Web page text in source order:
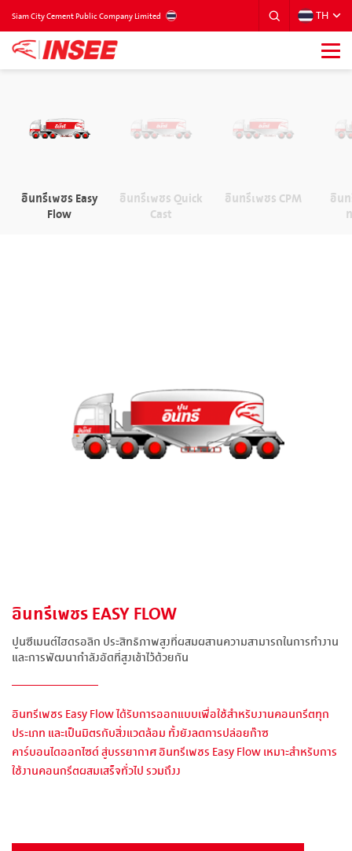
Siam City Cement Public Company Limited TH
อินทรีเพชร Easy
Flow
อินทรีเพชร Quick
Cast
อินทรีเพชร CPM
อิน
อินทรีเพชร EASY FLOW
ปูนซีเมนต์ไฮดรอลิก ประสิทธิภาพสูงที่ผสมผสานความสามารถในการทำงาน
และการพัฒนากำลังอัดที่สูงเข้าไว้ด้วยกัน
อินทรีเพชร Easy Flow ได้รับการออกแบบเพื่อใช้สำหรับงานคอนกรีตทุก
ประเภท และเป็นมิตรกับสิ่งแวดล้อม ทั้งยังลดการปล่อยก๊าซ
คาร์บอนไดออกไซด์ สู่บรรยากาศ อินทรีเพชร Easy Flow เหมาะสำหรับการ
ใช้งานคอนกรีตผสมเสร็จทั่วไป รวมถึงง